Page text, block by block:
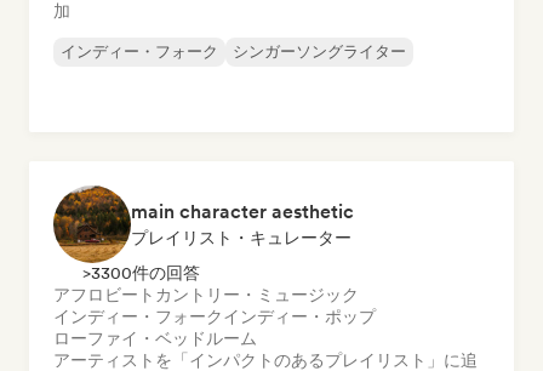
加
インディー・フォーク シンガーソングライター
main character aesthetic
プレイリスト・キュレーター
>3300件の回答
アフロビート カントリー・ミュージック
インディー・フォークインディー・ポップ
ローファイ・ベッドルーム
アーティストを「インパクトのあるプレイリスト」に追